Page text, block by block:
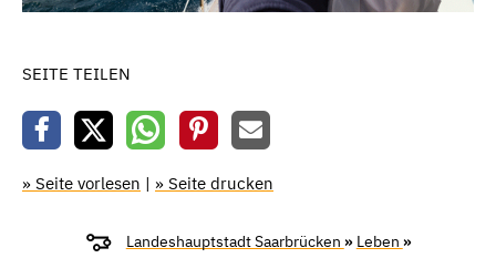
SEITE TEILEN
» Seite vorlesen | » Seite drucken
Landeshauptstadt Saarbrücken » Leben »